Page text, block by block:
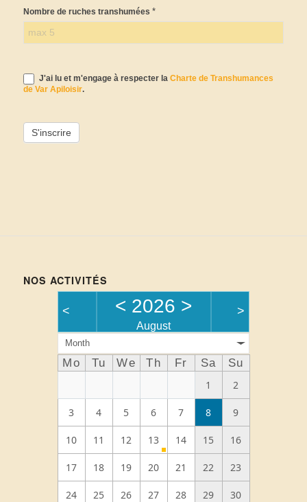
Nombre de ruches transhumées *
J'ai lu et m'engage à respecter la Charte de Transhumances
de Var Apiloisir.
NOS ACTIVITÉS
< < 2026 >
August
>
Month
Mo Tu We Th Fr Sa
Su
1
2
3 4 5 6 7 8 9
10 11 12 13 14 15 16
17 18 19 20 21 22 23
24 25 26 27 28 29 30